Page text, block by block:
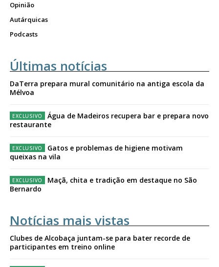
Opinião
Autárquicas
Podcasts
Últimas notícias
DaTerra prepara mural comunitário na antiga escola da
Mélvoa
Água de Madeiros recupera bar e prepara novo
restaurante
Gatos e problemas de higiene motivam
queixas na vila
Maçã, chita e tradição em destaque no São
Bernardo
Notícias mais vistas
Clubes de Alcobaça juntam-se para bater recorde de
participantes em treino online